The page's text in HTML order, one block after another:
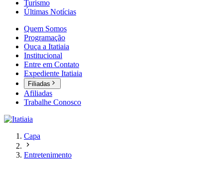
Turismo
Últimas Notícias
Quem Somos
Programação
Ouça a Itatiaia
Institucional
Entre em Contato
Expediente Itatiaia
Filiadas
Afiliadas
Trabalhe Conosco
Capa
Entretenimento